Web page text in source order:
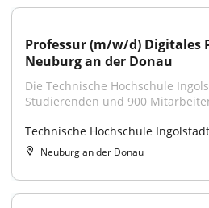
Professur (m/w/d) Digitales
Neuburg an der Donau
Die Technische Hochschule
Studierenden und 900
Technische Hochschule Ingolstadt
Neuburg an der Donau